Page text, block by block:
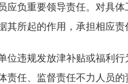
应负重要领导责任。对具
其所起的作用，承担相应责
位违规发放津补贴或福利
责任、监督责任不力人员的